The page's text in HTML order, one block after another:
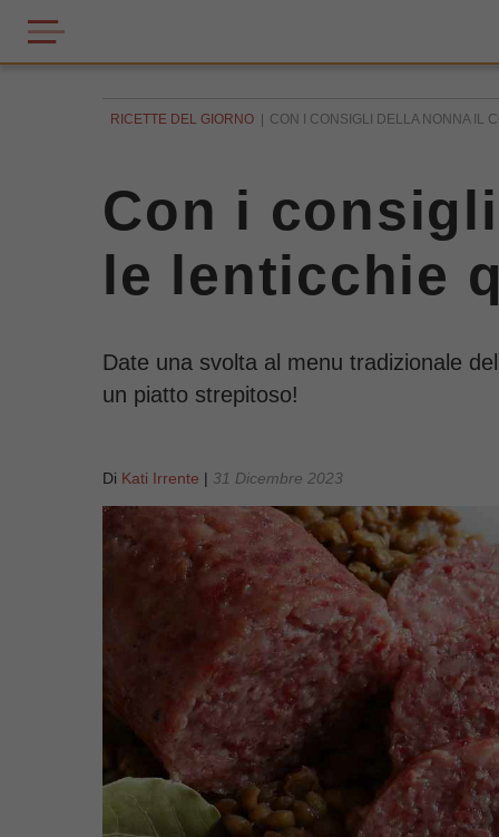
RICETTE DEL GIORNO CON I CONSIGLI DELLA NONNA IL
Con i
le lenticchie
Date una svolta al menu tradizionale
un piatto strepitoso!
Di Kati Irrente | 31 Dicembre 2023